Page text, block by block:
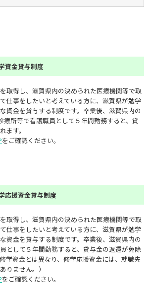
資金貸与制度
取得し、滋賀県内の決められた医療機関等で取
仕事をしたいと考えている方に、滋賀県が勉学
資金を貸与する制度です。卒業後、滋賀県内の
療所等で看護職員として５年間勤務すると、貸
ます。
をご確認ください。
応援資金貸与制度
取得し、滋賀県内の決められた医療機関等で取
仕事をしたいと考えている方に、滋賀県が勉学
資金を貸与する制度です。卒業後、滋賀県内の
として５年間勤務すると、貸与金の返還が免除
学資金とは異なり、修学応援資金には、就職先
りません。）
をご確認ください。